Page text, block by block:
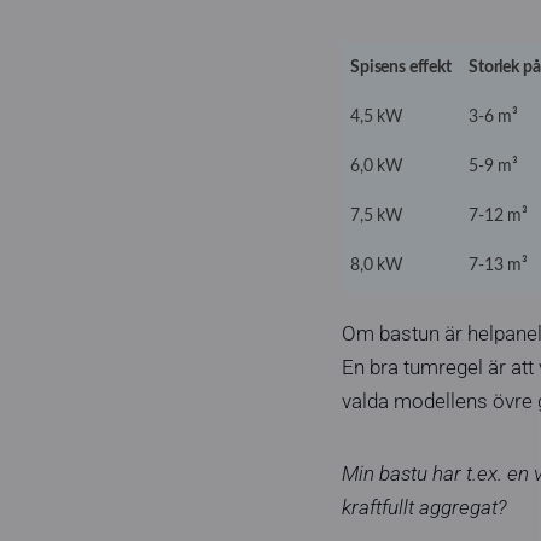
Spisens effekt Storlek
4,5 kW 3-6 m³
6,0 kW 5-9 m³
7,5 kW 7-12 m³
8,0 kW 7-13 m³
Om bastun är
En bra tumregel är
valda modellens övre
Min bastu har t.ex. en
kraftfullt aggregat?